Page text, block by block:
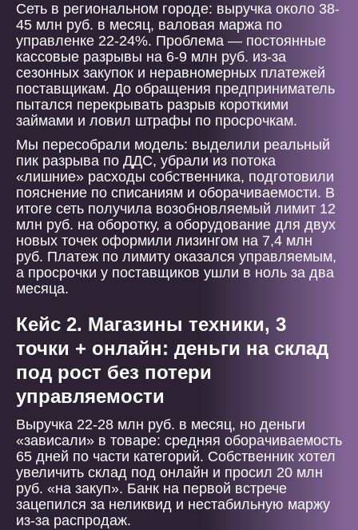
Сеть в региональном городе: выручка около 38-
45 млн руб. в месяц, валовая маржа по
управленке 22-24%. Проблема — постоянные
кассовые разрывы на 6-9 млн руб. из-за
сезонных закупок и неравномерных платежей
поставщикам. До обращения предприниматель
пытался перекрывать разрыв короткими
займами и ловил штрафы по просрочкам.
Мы пересобрали модель: выделили реальный
пик разрыва по ДДС, убрали из потока
«лишние» расходы собственника, подготовили
пояснение по списаниям и оборачиваемости. В
итоге сеть получила возобновляемый лимит 12
млн руб. на оборотку, а оборудование для двух
новых точек оформили лизингом на 7,4 млн
руб. Платеж по лимиту оказался управляемым,
а просрочки у поставщиков ушли в ноль за два
месяца.
Кейс 2. Магазины техники, 3
точки + онлайн: деньги на склад
под рост без потери
управляемости
Выручка 22-28 млн руб. в месяц, но деньги
«зависали» в товаре: средняя оборачиваемость
65 дней по части категорий. Собственник хотел
увеличить склад под онлайн и просил 20 млн
руб. «на закуп». Банк на первой встрече
зацепился за неликвид и нестабильную маржу
из-за распродаж.